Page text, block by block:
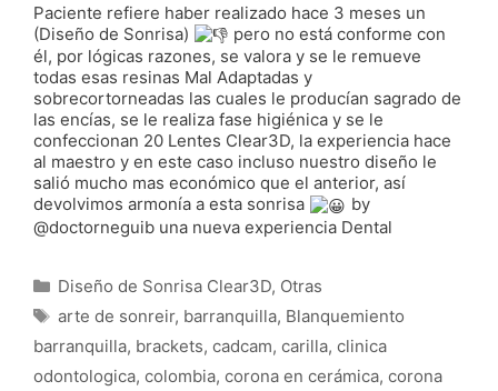
Paciente refiere haber realizado hace 3 meses un
(Diseño de Sonrisa)
pero no está conforme con
él, por lógicas razones, se valora y se le remueve
todas esas resinas Mal Adaptadas y
sobrecortorneadas las cuales le producían sagrado de
las encías, se le realiza fase higiénica y se le
confeccionan 20 Lentes Clear3D, la experiencia hace
al maestro y en este caso incluso nuestro diseño le
salió mucho mas económico que el anterior, así
devolvimos armonía a esta sonrisa
by
@doctorneguib una nueva experiencia Dental
Categorías
Diseño de Sonrisa Clear3D, Otras
Etiquetas
arte de sonreir, barranquilla, Blanquemiento
barranquilla, brackets, cadcam, carilla, clinica
odontologica, colombia, corona en cerámica, corona